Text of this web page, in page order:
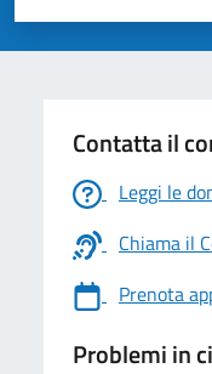
Valuta 4
Valuta 3
Valuta 2 stelle su
Valuta 1 stelle su 5
Contatta il
Leggi le
Chiama il
Prenota
Problemi in